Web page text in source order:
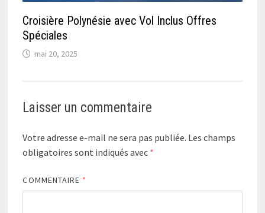
Croisière Polynésie avec Vol Inclus Offres
Spéciales
mai 20, 2025
Laisser un commentaire
Votre adresse e-mail ne sera pas publiée. Les champs
obligatoires sont indiqués avec *
COMMENTAIRE *